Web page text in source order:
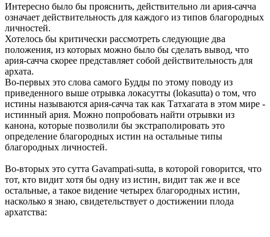
Интересно было бы прояснить, действительно ли ария-сачча
означает действительность для каждого из типов благородных
личностей.
Хотелось бы критически рассмотреть следующие два
положения, из которых можно было бы сделать вывод, что
ария-сачча скорее представляет собой действительность для
архата.
Во-первых это слова самого Будды по этому поводу из
приведенного выше отрывка локасутты (lokasutta) о том, что
истины называются ария-сачча так как Татхагата в этом мире -
истинный ария. Можно попробовать найти отрывки из
канона, которые позволили бы экстраполировать это
определение благородных истин на остальные типы
благородных личностей.
Во-вторых это сутта Gavampati-sutta, в которой говорится, что
тот, кто видит хотя бы одну из истин, видит так же и все
остальные, а такое видение четырех благородных истин,
насколько я знаю, свидетельствует о достижении плода
архатства: